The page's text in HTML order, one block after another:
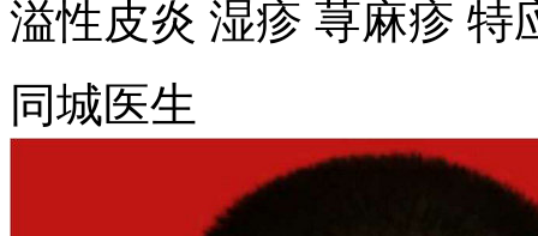
溢性皮炎 湿疹 荨麻疹 特
同城医生